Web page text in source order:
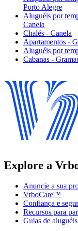
Porto Alegre
Aluguéis por
Canela
Chalés - Canela
Apartamentos -
Aluguéis por
Cabanas -
Explore a
Anuncie a sua
VrboCare™
Confiança e
Recursos para
Guias de